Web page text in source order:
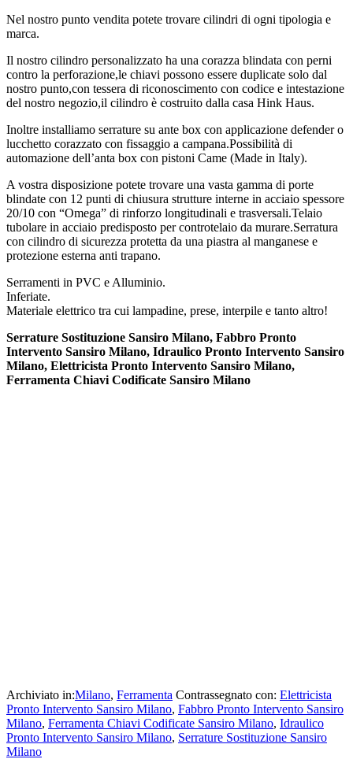
Nel nostro punto vendita potete trovare cilindri di ogni tipologia e
marca.
Il nostro cilindro personalizzato ha una corazza blindata con perni
contro la perforazione,le chiavi possono essere duplicate solo dal
nostro punto,con tessera di riconoscimento con codice e intestazione
del nostro negozio,il cilindro è costruito dalla casa Hink Haus.
Inoltre installiamo serrature su ante box con applicazione defender o
lucchetto corazzato con fissaggio a campana.Possibilità di
automazione dell’anta box con pistoni Came (Made in Italy).
A vostra disposizione potete trovare una vasta gamma di porte
blindate con 12 punti di chiusura strutture interne in acciaio spessore
20/10 con “Omega” di rinforzo longitudinali e trasversali.Telaio
tubolare in acciaio predisposto per controtelaio da murare.Serratura
con cilindro di sicurezza protetta da una piastra al manganese e
protezione esterna anti trapano.
Serramenti in PVC e Alluminio.
Inferiate.
Materiale elettrico tra cui lampadine, prese, interpile e tanto altro!
Serrature Sostituzione Sansiro Milano, Fabbro Pronto
Intervento Sansiro Milano, Idraulico Pronto Intervento Sansiro
Milano, Elettricista Pronto Intervento Sansiro Milano,
Ferramenta Chiavi Codificate Sansiro Milano
Archiviato in:Milano, Ferramenta Contrassegnato con: Elettricista
Pronto Intervento Sansiro Milano, Fabbro Pronto Intervento Sansiro
Milano, Ferramenta Chiavi Codificate Sansiro Milano, Idraulico
Pronto Intervento Sansiro Milano, Serrature Sostituzione Sansiro
Milano